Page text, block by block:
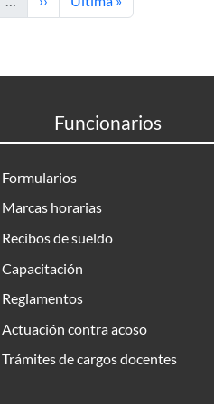
Funcionarios
Formularios
Marcas horarias
Recibos de sueldo
Capacitación
Reglamentos
Actuación contra acoso
Trámites de cargos docentes